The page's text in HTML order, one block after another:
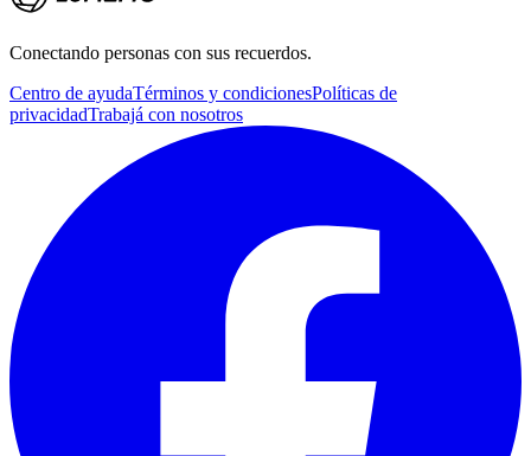
Conectando personas con sus recuerdos.
Centro de ayudaTérminos y condicionesPolíticas de
privacidadTrabajá con nosotros